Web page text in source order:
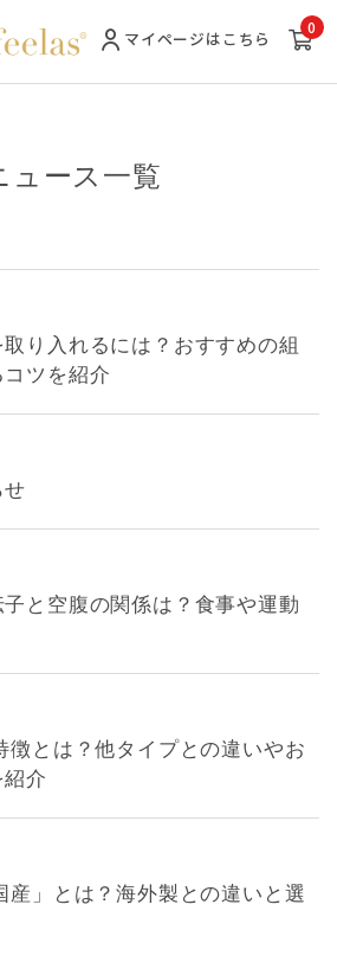
マイページはこちら
0
ュース一覧
り入れるには？おすすめの組
ツを紹介
せ
と空腹の関係は？食事や運動
徴とは？他タイプとの違いやお
介
産」とは？海外製との違いと選